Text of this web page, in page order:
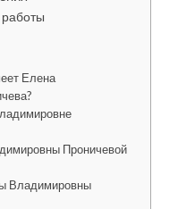
Елена
Проничевой
Владимировны